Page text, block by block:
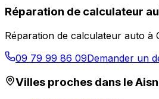
Réparation de calculateur
Réparation de calculateur auto à
09 79 99 86 09Demander un
Villes proches dans le